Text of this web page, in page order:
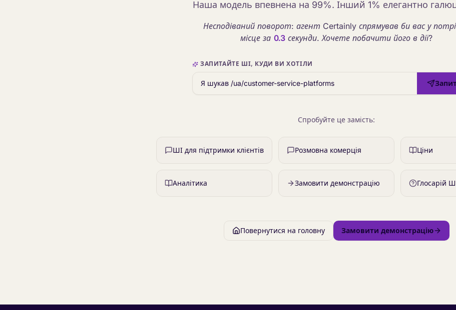
Наша модель впевнена на 99%. Інший 1% елегантно
Несподіваний поворот: агент Certainly спрямував би вас у
місце за 0.3 секунди. Хочете побачити його в дії?
ЗАПИТАЙТЕ ШІ, КУДИ ВИ ХОТІЛИ
Спробуйте це замість:
ШІ для підтримки клієнтів Розмовна комерція Ціни
Аналітика Замовити демонстрацію Глосарій
Повернутися на головну Замовити демонстрацію